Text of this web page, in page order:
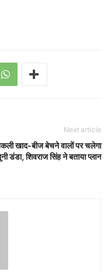
Next article
खाद-बीज बेचने वालों पर चलेगा
डंडा, शिवराज सिंह ने बताया प्लान